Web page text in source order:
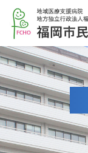
メ
ニ
ュ
ー
へ
福
岡
市
民
病
院